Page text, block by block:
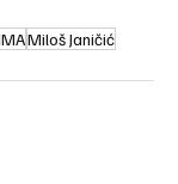
Miloš Janičić